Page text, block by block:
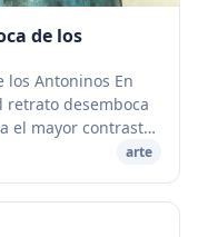
de los
los Antoninos En
retrato desemboca
el mayor contraste
arte